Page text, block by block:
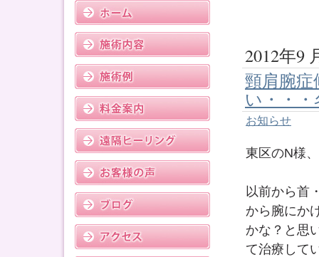
2012年9
頸肩腕
い・・
お知らせ
東区のN様
以前から首
から腕にか
かな？と思
て治療して